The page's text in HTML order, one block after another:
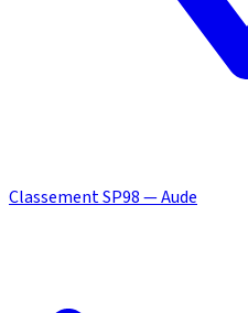
Classement SP98 — Aude